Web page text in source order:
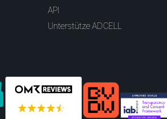
API
Unterstütze ADCELL